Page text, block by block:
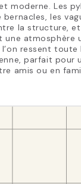
moderne. Les
les
la structure, et
une atmosphère
ressent toute
parfait pour
amis ou en